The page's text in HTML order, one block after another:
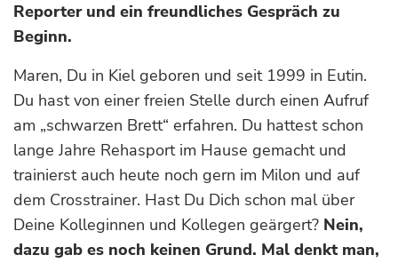
Reporter und ein freundliches Gespräch zu
Beginn.
Maren, Du in Kiel geboren und seit 1999 in Eutin.
Du hast von einer freien Stelle durch einen Aufruf
am „schwarzen Brett“ erfahren. Du hattest schon
lange Jahre Rehasport im Hause gemacht und
trainierst auch heute noch gern im Milon und auf
dem Crosstrainer. Hast Du Dich schon mal über
Deine Kolleginnen und Kollegen geärgert? Nein,
dazu gab es noch keinen Grund. Mal denkt man,